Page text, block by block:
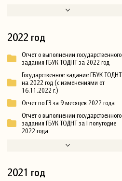
2022 год
Отчет о выполнении государственного
задания ГБУК ТОДНТ за 2022 год
Государственное задание ГБУК ТОДНТ
на 2022 год (с изменениями от
16.11.2022 г.)
Отчет по ГЗ за 9 месяцев 2022 года
Отчет о выполнении государственного
задания ГБУК ТОДНТ за I полугодие
2022 года
2021 год